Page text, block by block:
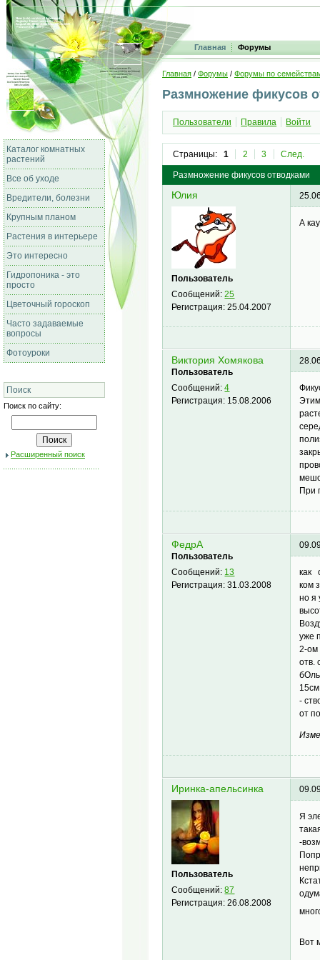
Главная Форумы
Каталог комнатных
растений
Все об уходе
Вредители, болезни
Крупным планом
Растения в интерьере
Это интересно
Гидропоника - это
просто
Цветочный гороскоп
Часто задаваемые
вопросы
Фотоуроки
Поиск
Поиск по сайту:
Расширенный поиск
Главная / Форумы / Форумы по
Размножение фикусов
Пользователи Правила Войти
Страницы: 1 2 3 След.
Размножение фикусов отводками
Юлия
Пользователь
Сообщений:25
Регистрация:25.04.2007
А
Виктория Хомякова
Пользователь
Сообщений:4
Регистрация: 15.08.2006
При
ФедрА
Пользователь
Сообщений: 13
Регистрация:31.03.2008
как
ком
но я
уже
2-ом
отв.
-
от
Иринка-апельсинка
Пользователь
Сообщений:87
Регистрация:26.08.2008
Я
-
Вот